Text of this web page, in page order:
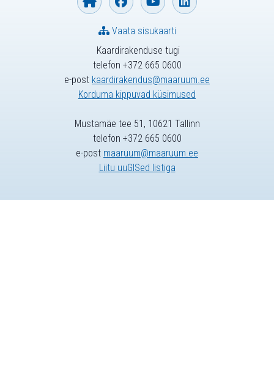
Kaardirakenduse tugi
telefon +372 665 0600
e-post kaardirakendus@maaruum.ee
Korduma kippuvad küsimused
Vaata sisukaarti
Mustamäe tee 51, 10621 Tallinn
telefon +372 665 0600
e-post maaruum@maaruum.ee
Liitu uuGISed listiga